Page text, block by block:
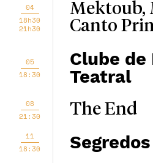
04
18h30
21h30
Mektoub,
Canto
05
18:30
Clube
Teatral
08
21:30
The End
11
18:30